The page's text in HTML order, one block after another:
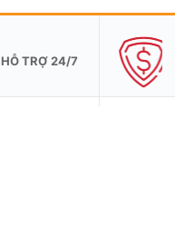
HỖ TRỢ 24/7